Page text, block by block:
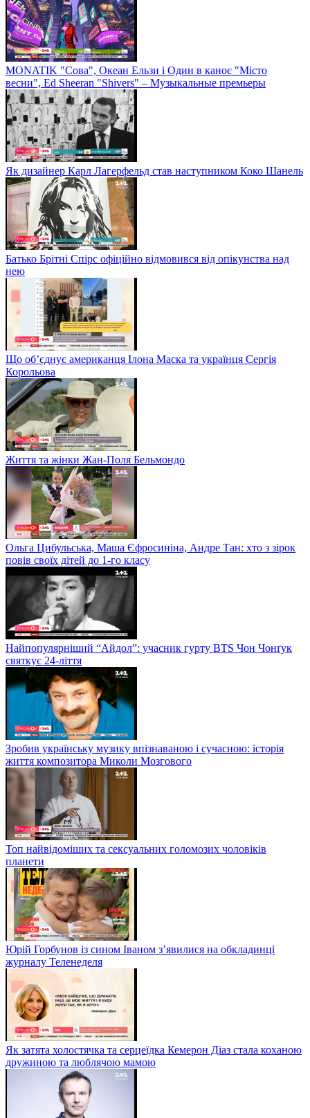
MONATIK "Сова", Океан Ельзи і Один в каноє "Місто
весни", Ed Sheeran "Shivers" – Музыкальные премьеры
Як дизайнер Карл Лагерфельд став наступником Коко Шанель
Батько Брітні Спірс офіційно відмовився від опікунства над
нею
Що об’єднує американця Ілона Маска та українця Сергія
Корольова
Життя та жінки Жан-Поля Бельмондо
Ольга Цибульська, Маша Єфросиніна, Андре Тан: хто з зірок
повів своїх дітей до 1-го класу
Найпопулярніший “Айдол”: учасник гурту BTS Чон Чонґук
святкує 24-ліття
Зробив українську музику впізнаваною і сучасною: історія
життя композитора Миколи Мозгового
Топ найвідоміших та сексуальних голомозих чоловіків
планети
Юрій Горбунов із сином Іваном з’явилися на обкладинці
журналу Теленеделя
Як затята холостячка та серцеїдка Кемерон Діаз стала коханою
дружиною та люблячою мамою